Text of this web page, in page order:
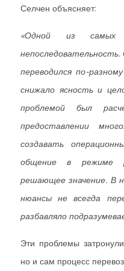
Селчен объясняет:
«Одной из самых
переводился по-
снижало ясность и
проблемой был
предоставлении
создавать
общение в режиме
решающее значение. В
нюансы не всегда
разбавляло
Эти проблемы
но и сам процесс